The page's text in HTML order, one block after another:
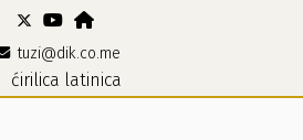
tuzi@dik.co.me
ćirilica latinica